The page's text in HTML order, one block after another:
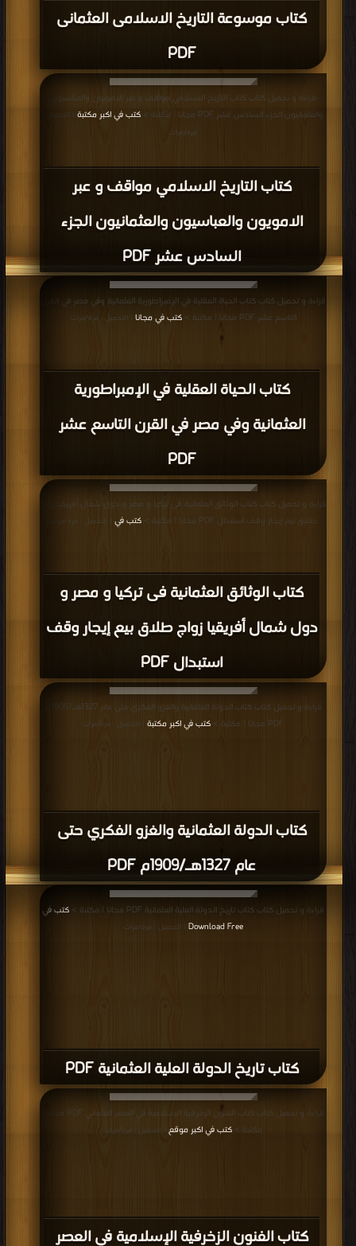
كتاب موسوعة التاريخ الاسلامى العثمانى
PDF
كتاب التاريخ الاسلامي مواقف و عبر
الامويون والعباسيون والعثمانيون الجزء
السادس عشر PDF
قراءة و تحميل كتاب كتاب التاريخ الاسلامي مواقف و عبر الامويون والعباسيون
والعثمانيون الجزء السادس عشر PDF مجانا | مكتبة >
كتب في اكبر مكتبة
| التحميل :
مرة/مرات
كتاب الحياة العقلية في الإمبراطورية
العثمانية وفي مصر في القرن التاسع عشر
PDF
قراءة و تحميل كتاب كتاب الحياة العقلية في الإمبراطورية العثمانية وفي مصر في القرن
التاسع عشر PDF مجانا | مكتبة >
كتب في مجانا | التحميل : مرة/مرات
كتاب الوثائق العثمانية فى تركيا و مصر و
دول شمال أفريقيا زواج طلاق بيع إيجار وقف
استبدال PDF
قراءة و تحميل كتاب كتاب الوثائق العثمانية فى تركيا و مصر و دول شمال أفريقيا زواج
طلاق بيع إيجار وقف استبدال PDF مجانا | مكتبة >
كتب في | التحميل : مرة/مرات
كتاب الدولة العثمانية والغزو الفكري حتى
عام 1327هـ/1909م PDF
PDF مجانا | مكتبة >
كتب في اكبر مكتبة | التحميل : مرة/مرات
كتاب تاريخ الدولة العلية العثمانية PDF
قراءة و تحميل كتاب كتاب تاريخ الدولة العلية العثمانية PDF مجانا | مكتبة >
كتب في
Download Free | التحميل : مرة/مرات
كتاب الفنون الزخرفية الإسلامية في العصر
قراءة و تحميل كتاب كتاب الفنون الزخرفية الإسلامية في العصر العثماني PDF مجانا |
مكتبة > كتب في اكبر موقع | التحميل : مرة/مرات